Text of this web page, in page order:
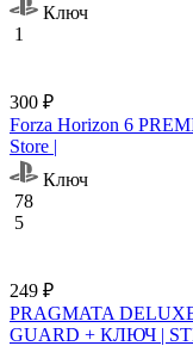
Ключ
1
300 ₽
Forza Horizon 6
Store |
Ключ
78
5
249 ₽
PRAGMATA
GUARD + КЛЮЧ |